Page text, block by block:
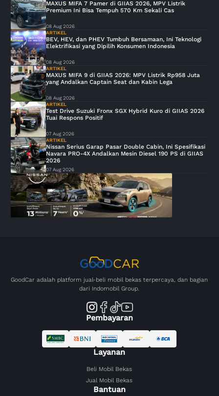
MAXUS MIFA 7 Pamer di GIIAS 2026, MPV Listrik
Premium Ini Bisa Tempuh 570 Km Sekali Cas
08 Aug 2026
ARTIKEL
BEV, HEV, dan PHEV Tumbuh Bersamaan, Ini Teknologi
Elektrifikasi yang Dipilih Konsumen Indonesia
08 Aug 2026
ARTIKEL
MAXUS MIFA 9 di GIIAS 2026: MPV Listrik Rp958 Juta
yang Andalkan Captain Seat dan Kabin Lega
08 Aug 2026
ARTIKEL
Test Drive Suzuki Fronx SGX Hybrid Kuro di GIIAS 2026
Tuai Respons Positif
07 Aug 2026
ARTIKEL
Nissan Serius Garap Pasar Double Cabin, Ini Spesifikasi
Navara PRO-4X Andalkan Mesin Diesel 190 PS di GIIAS
2026
07 Aug 2026
GoodCar adalah platform jual-beli mobil bekas terpercaya, dan bagian
dari Indomobil Group.
Pembayaran
Layanan
Beli Mobil Bekas
Jual Mobil Bekas
Bantuan